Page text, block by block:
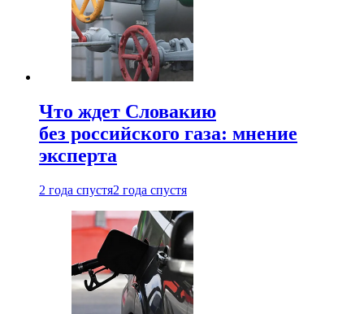
Что ждет Словакию
без российского газа: мнение
эксперта
2 года спустя2 года спустя